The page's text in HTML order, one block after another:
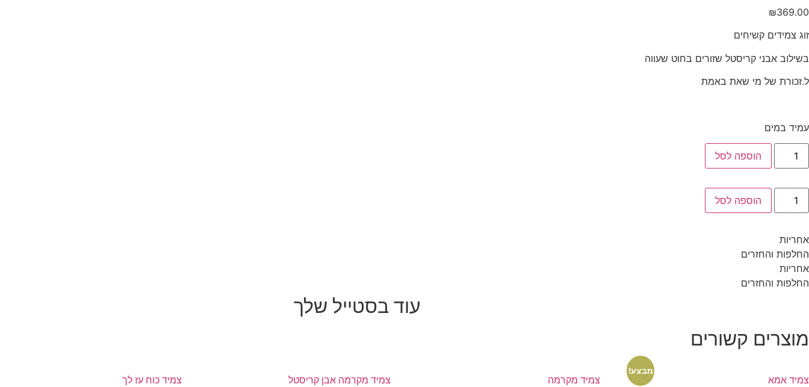
₪369.00
זוג צמידים קשיחים
בשילוב אבני קריסטל שזורים בחוט שעווה
ל.זכורת של מי שאת באמת
עמיד במים
כמות
זוג
sun
הוספה לסל
כמות
זוג
הוספה לסל
אחריות
החלפות והחזרים
אחריות
החלפות והחזרים
עוד בסטייל שלך
מוצרים קשורים
מבצע!
צמיד אמא צמיד מקרמה צמיד מקרמה אבן קריסטל צמיד כוח עז לך